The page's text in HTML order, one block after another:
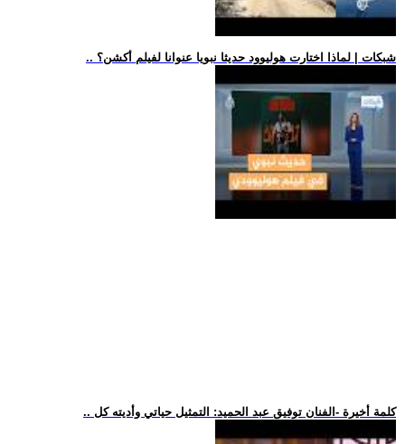
.. شبكات | لماذا اختارت هوليوود حديثا نبويا عنوانا لفيلم أكشن؟
.. كلمة أخيرة -الفنان توفيق عبد الحميد: التمثيل حياتي وأديته كل